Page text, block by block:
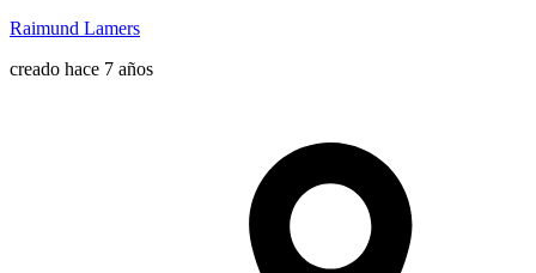
Raimund Lamers
creado hace 7 años